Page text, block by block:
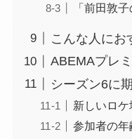
「前田敦
こんな人にお
ABEMAプレ
シーズン6に
新しいロ
参加者の